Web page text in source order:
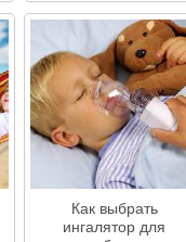
Как выбрать
ингалятор для